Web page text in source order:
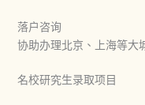
落户咨询
协助办理北京、上海等大
名校研究生录取项目